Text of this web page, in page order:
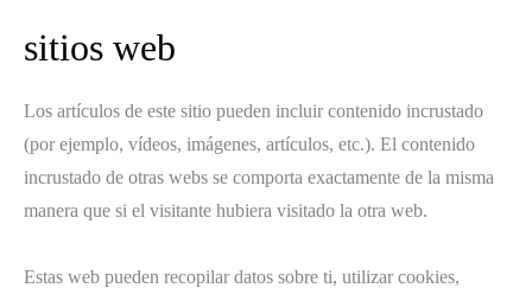
sitios web
Los artículos de este sitio pueden incluir contenido incrustado
(por ejemplo, vídeos, imágenes, artículos, etc.). El contenido
incrustado de otras webs se comporta exactamente de la misma
manera que si el visitante hubiera visitado la otra web.
Estas web pueden recopilar datos sobre ti, utilizar cookies,